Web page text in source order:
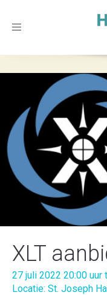
Toggle
XLT
27 juli 2022 20:00 uur
Locatie: St. Joseph